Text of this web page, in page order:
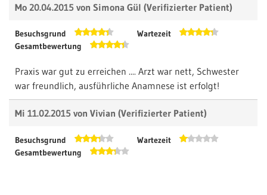
Mo 20.04.2015 vonSimona Gül (Verifizierter Patient)
Besuchsgrund
Wartezeit
Gesamtbewertung
Praxis war gut zu erreichen .... Arzt war nett, Schwester
war freundlich, ausführliche Anamnese ist erfolgt!
Mi 11.02.2015 vonVivian(Verifizierter Patient)
Besuchsgrund
Wartezeit
Gesamtbewertung